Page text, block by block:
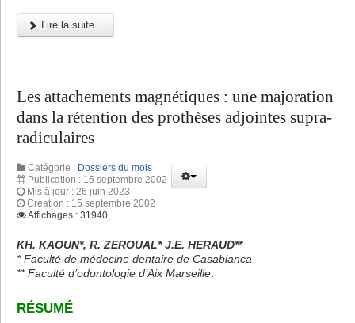
Lire la suite...
Les attachements magnétiques : une majoration
dans la rétention des prothèses adjointes supra-
radiculaires
Catégorie : Dossiers du mois
Publication : 15 septembre 2002
Mis à jour : 26 juin 2023
Création : 15 septembre 2002
Affichages : 31940
KH. KAOUN*, R. ZEROUAL* J.E. HERAUD**
* Faculté de médecine dentaire de Casablanca
** Faculté d’odontologie d’Aix Marseille
RÉSUMÉ